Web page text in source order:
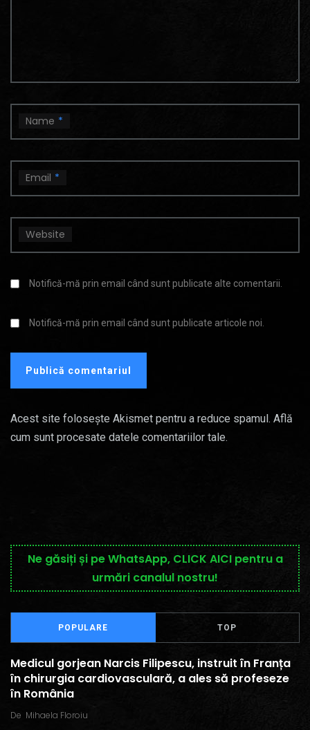
Name *
Email *
Website
Notifică-mă prin email când sunt publicate alte comentarii.
Notifică-mă prin email când sunt publicate articole noi.
Acest site folosește Akismet pentru a reduce spamul. Află
cum sunt procesate datele comentariilor tale.
Ne găsiți și pe WhatsApp, CLICK AICI pentru a
urmări canalul nostru!
POPULARE TOP
Medicul gorjean Narcis Filipescu, instruit în Franța
în chirurgia cardiovasculară, a ales să profeseze
în România
De Mihaela Floroiu